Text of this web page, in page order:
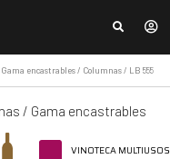
Gama encastrables/ Columnas/ LB 555
/ Gama encastrables
VINOTECA MULTIUSOS